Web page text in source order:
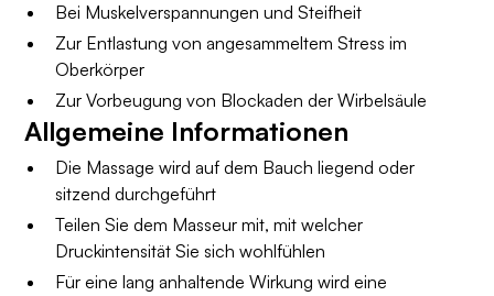
Bei Muskelverspannungen und Steifheit
Zur Entlastung von angesammeltem Stress im
Oberkörper
Zur Vorbeugung von Blockaden der Wirbelsäule
Allgemeine Informationen
Die Massage wird auf dem Bauch liegend oder
sitzend durchgeführt
Teilen Sie dem Masseur mit, mit welcher
Druckintensität Sie sich wohlfühlen
Für eine lang anhaltende Wirkung wird eine